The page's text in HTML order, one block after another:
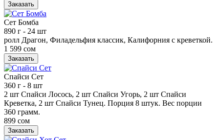
Заказать
Сет Бомба
890 г - 24 шт
ролл Драгон, Филадельфия классик, Калифорния с креветкой.
1 599 сом
Заказать
Спайси Сет
360 г - 8 шт
2 шт Спайси Лосось, 2 шт Спайси Угорь, 2 шт Спайси
Креветка, 2 шт Спайси Тунец. Порция 8 штук. Вес порции
360 грамм.
899 сом
Заказать